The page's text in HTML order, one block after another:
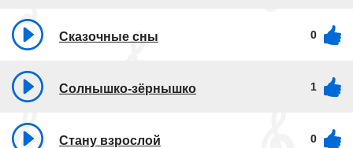
Сказочные сны 0
Солнышко-зёрнышко 1
Стану взрослой 0